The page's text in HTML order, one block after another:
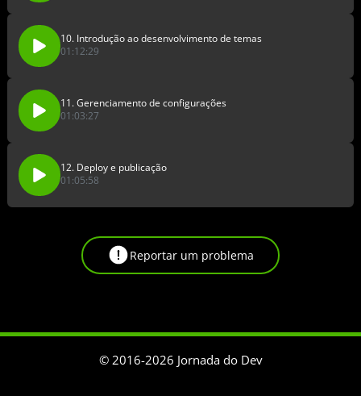
10. Introdução ao desenvolvimento de temas
01:12:29
11. Gerenciamento de configurações
01:03:27
12. Deploy e publicação
01:05:58
Reportar um problema
© 2016-2026 Jornada do Dev